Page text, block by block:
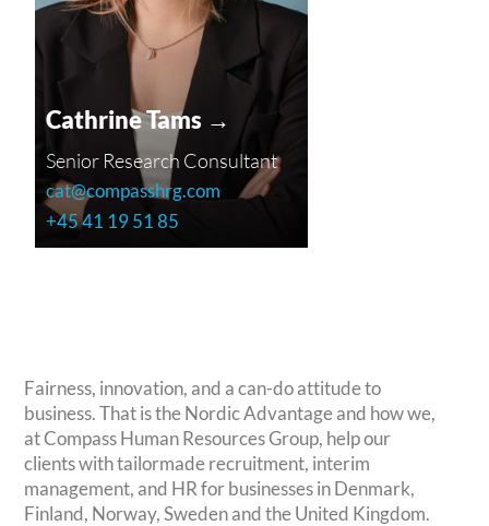
Cathrine Tams →
Senior Research Consultant
cat@compasshrg.com
+45 41 19 51 85
Fairness, innovation, and a can-do attitude to
business. That is the Nordic Advantage and how we,
at Compass Human Resources Group, help our
clients with tailormade recruitment, interim
management, and HR for businesses in Denmark,
Finland, Norway, Sweden and the United Kingdom.